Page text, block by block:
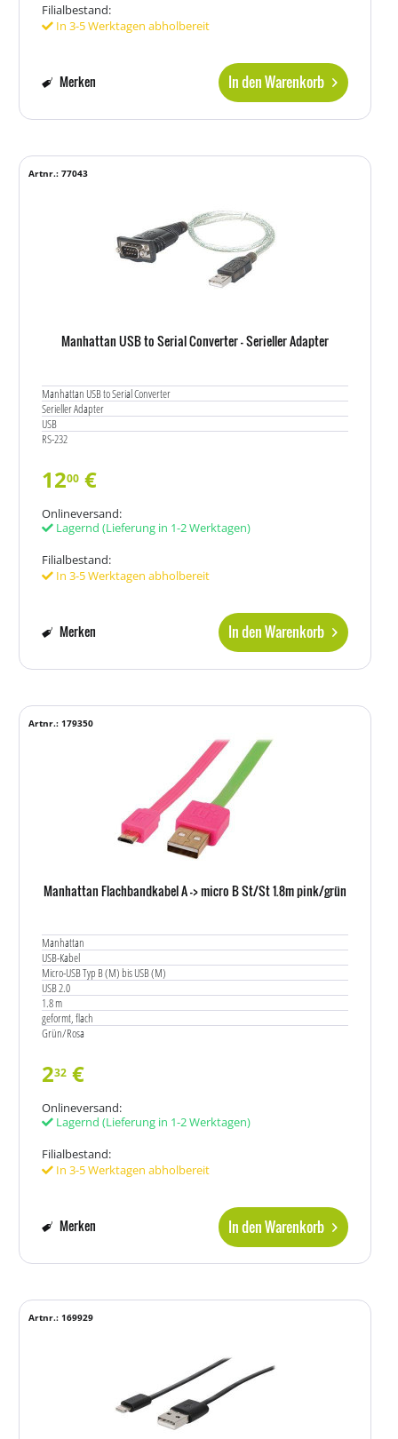
Filialbestand:
In 3-5 Werktagen abholbereit
In den Warenkorb
Merken
Manhattan USB to Serial Converter - Serieller Adapter
Manhattan USB to Serial Converter
Serieller Adapter
USB
RS-232
Artnr.: 77043
1200 €
Onlineversand:
Lagernd (Lieferung in 1-2 Werktagen)
Filialbestand:
In 3-5 Werktagen abholbereit
In den Warenkorb
Merken
Manhattan Flachbandkabel A -> micro B St/St 1.8m pink/grün
Manhattan
USB-Kabel
Micro-USB Typ B (M) bis USB (M)
USB 2.0
1.8 m
geformt, flach
Grün/Rosa
Artnr.: 179350
232 €
Onlineversand:
Lagernd (Lieferung in 1-2 Werktagen)
Filialbestand:
In 3-5 Werktagen abholbereit
In den Warenkorb
Merken
Artnr.: 169929